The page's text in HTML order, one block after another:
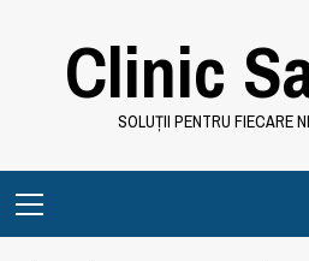
Clinic
SOLUȚII PENTRU FIECARE
Menu